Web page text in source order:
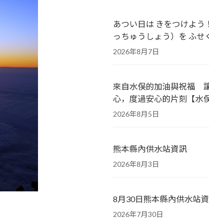
あつい日は きをつけよう
っちゅうしょう）を ふせ
2026年8月7日
來自水俣的加油與祝福
心，度過安心的片刻【水
2026年8月5日
熊本縣內供水站資訊
2026年8月3日
8月30日熊本縣內供水站
2026年7月30日